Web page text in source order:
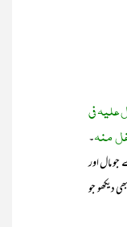
علیہ فی
منہ۔
مال اور
دیکھو جو